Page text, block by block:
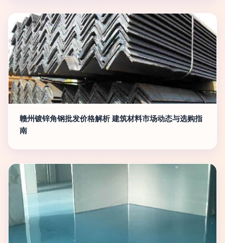
赣州镀锌角钢批发价格解析 建筑材料市场动态与选购指
南